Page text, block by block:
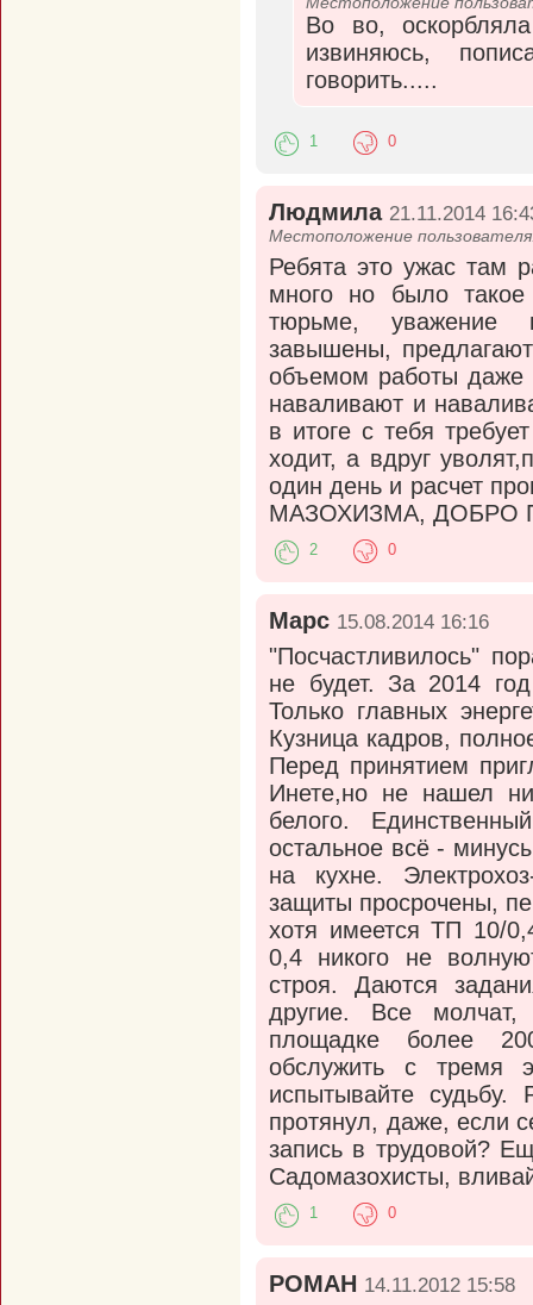
Во во,
извиняюсь,
говорить.....
1 0
Людмила 21.11.2014
Местоположение
Ребята это ужас там
много но было
тюрьме, уважение
завышены,
объемом работы даже
наваливают и
в итоге с тебя
ходит, а вдруг
один день и расчет
МАЗОХИЗМА, ДОБРО
2 0
Марс 15.08.2014 16:16
"Посчастливилось"
не будет. За 2014
Только главных
Кузница кадров,
Перед принятием
Инете,но не нашел
белого.
остальное всё -
на кухне.
защиты просрочены,
хотя имеется ТП 10/
0,4 никого не
строя. Даются
другие. Все
площадке более
обслужить с тремя
испытывайте
протянул, даже, если
запись в трудовой?
Садомазохисты,
1 0
РОМАН 14.11.2012 15:58